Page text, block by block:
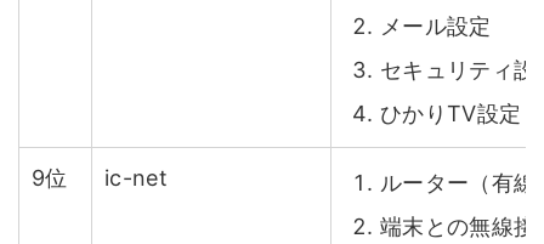
メール設定
セキュリティ設
ひかりTV設定
9位 ic-net
ルーター（有
端末との無線接